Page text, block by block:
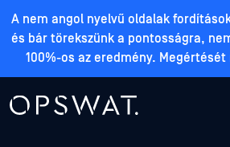
A nem angol nyelvű oldalak
és bár törekszünk a pontosságra,
100%-os az eredmény.